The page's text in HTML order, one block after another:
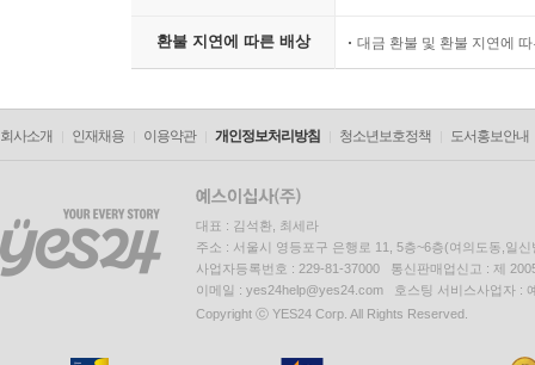
환불 지연에 따른 배상 대금 환불 및 환불 지연에
회사소개 인재채용 이용약관 개인정보처리방침 청소년보호정책 도서홍보안내
대표 : 김석환, 최세라
주소 : 서울시 영등포구 은행로 11, 5층~6층(여의도동,일신
사업자등록번호 : 229-81-37000 통신판매업신고 : 제
이메일 : yes24help@yes24.com 호스팅 서비스사업자 :
Copyright ⓒ YES24 Corp. All Rights Reserved.